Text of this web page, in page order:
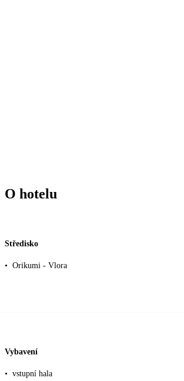
O hotelu
Středisko
• Orikumi - Vlora
Vybavení
• vstupní hala